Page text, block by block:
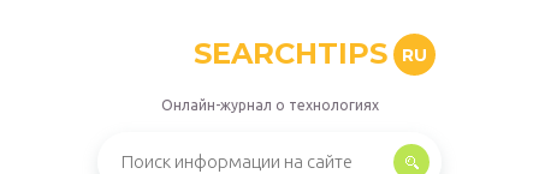
SEARCHTIPS RU
Онлайн-журнал о технологиях